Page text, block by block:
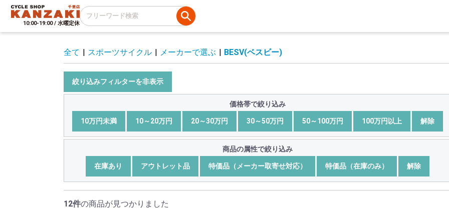
10:00-19:00 / 水曜定休
全て | スポーツサイクル | メーカーで選ぶ | BESV(ベスビー)
絞り込みフィルターを非表示
価格帯で絞り込み
10万円未満 10～20万円 20～30万円 30～50万円 50～100万円 100万円以上 解除
商品の属性で絞り込み
在庫あり アウトレット品 特価品（メーカー取寄せ対応） 特価品（在庫のみ） 解除
12件の商品が見つかりました